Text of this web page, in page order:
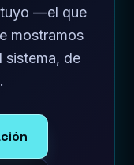
tuyo —el que
mostramos
sistema, de